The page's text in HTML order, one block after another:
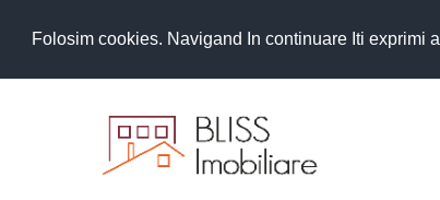
Folosim cookies. Navigand In continuare Iti exprimi